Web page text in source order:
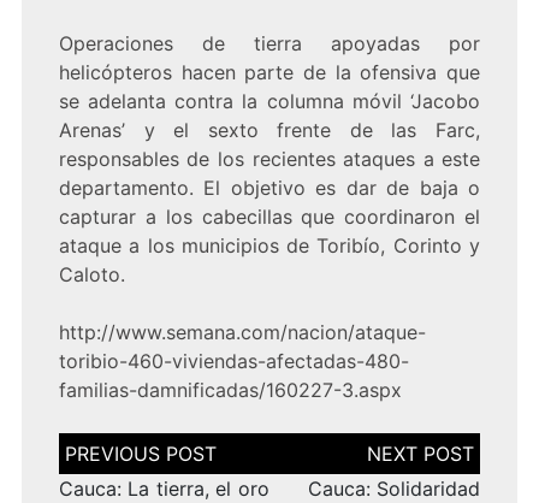
Operaciones de tierra apoyadas por
helicópteros hacen parte de la ofensiva que
se adelanta contra la columna móvil ‘Jacobo
Arenas’ y el sexto frente de las Farc,
responsables de los recientes ataques a este
departamento. El objetivo es dar de baja o
capturar a los cabecillas que coordinaron el
ataque a los municipios de Toribío, Corinto y
Caloto.
http://www.semana.com/nacion/ataque-
toribio-460-viviendas-afectadas-480-
familias-damnificadas/160227-3.aspx
Navegación
de
entradas
Cauca: La tierra, el oro
Cauca: Solidaridad